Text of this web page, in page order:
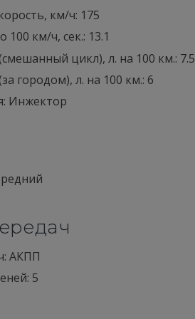
км/ч: 175
100 км/ч, сек.: 13.1
цикл), л. на 100 км.: 7.5
городом), л. на 100 км.: 6
Инжектор
АКПП
5